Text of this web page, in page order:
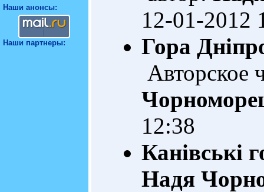
Наши анонсы:
Наши партнеры:
12-01-2012
Гора
Авторское
12:38
Канівські
Надя